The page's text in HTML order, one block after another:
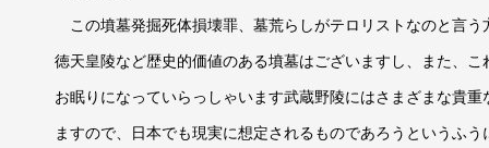
この墳墓発掘死体損壊罪、墓荒らしがテロリストなのと言
徳天皇陵など歴史的価値のある墳墓はございますし、また、
お眠りになっていらっしゃいます武蔵野陵にはさまざまな貴
ますので、日本でも現実に想定されるものであろうというふ